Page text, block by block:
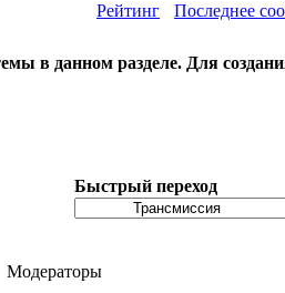
Рейтинг
Последнее
в данном разделе. Для
Быстрый переход
Модераторы